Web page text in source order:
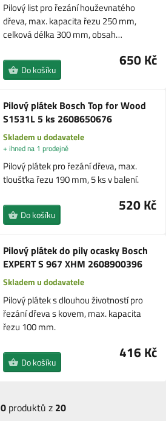
Pilový list pro řezání houževnatého
dřeva, max. kapacita řezu 250 mm,
celková délka 300 mm, obsah…
650 Kč
Do košíku
Pilový plátek Bosch Top for Wood
S1531L 5 ks 2608650676
Skladem u dodavatele
+ ihned na 1 prodejně
Pilový plátek pro řezání dřeva, max.
tloušťka řezu 190 mm, 5 ks v balení.
520 Kč
Do košíku
Pilový plátek do pily ocasky Bosch
EXPERT S 967 XHM 2608900396
Skladem u dodavatele
Pilový plátek s dlouhou životností pro
řezání dřeva s kovem, max. kapacita
řezu 100 mm.
416 Kč
Do košíku
produktů z 20